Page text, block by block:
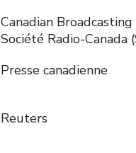
Canadian
Société Radio-Canada
Presse canadienne
Reuters